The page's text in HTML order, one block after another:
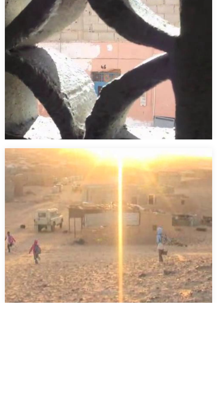
Hombre de paja
Los y las saharauis que viven en los Territorios Ocupados del
Sáhara Occidental están oprimidos por…